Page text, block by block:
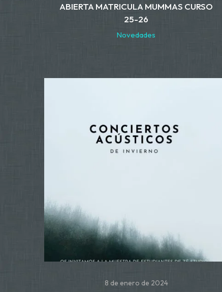
ABIERTA MATRICULA MUMMAS CURSO
25-26
Novedades
8 de enero de 2024